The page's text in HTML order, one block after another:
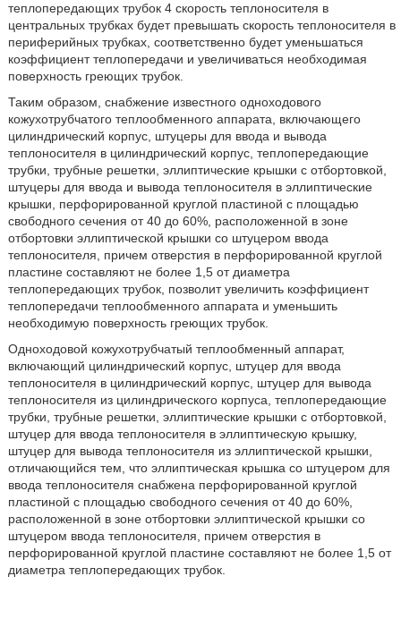
теплопередающих трубок 4 скорость теплоносителя в
центральных трубках будет превышать скорость теплоносителя в
периферийных трубках, соответственно будет уменьшаться
коэффициент теплопередачи и увеличиваться необходимая
поверхность греющих трубок.
Таким образом, снабжение известного одноходового
кожухотрубчатого теплообменного аппарата, включающего
цилиндрический корпус, штуцеры для ввода и вывода
теплоносителя в цилиндрический корпус, теплопередающие
трубки, трубные решетки, эллиптические крышки с отбортовкой,
штуцеры для ввода и вывода теплоносителя в эллиптические
крышки, перфорированной круглой пластиной с площадью
свободного сечения от 40 до 60%, расположенной в зоне
отбортовки эллиптической крышки со штуцером ввода
теплоносителя, причем отверстия в перфорированной круглой
пластине составляют не более 1,5 от диаметра
теплопередающих трубок, позволит увеличить коэффициент
теплопередачи теплообменного аппарата и уменьшить
необходимую поверхность греющих трубок.
Одноходовой кожухотрубчатый теплообменный аппарат,
включающий цилиндрический корпус, штуцер для ввода
теплоносителя в цилиндрический корпус, штуцер для вывода
теплоносителя из цилиндрического корпуса, теплопередающие
трубки, трубные решетки, эллиптические крышки с отбортовкой,
штуцер для ввода теплоносителя в эллиптическую крышку,
штуцер для вывода теплоносителя из эллиптической крышки,
отличающийся тем, что эллиптическая крышка со штуцером для
ввода теплоносителя снабжена перфорированной круглой
пластиной с площадью свободного сечения от 40 до 60%,
расположенной в зоне отбортовки эллиптической крышки со
штуцером ввода теплоносителя, причем отверстия в
перфорированной круглой пластине составляют не более 1,5 от
диаметра теплопередающих трубок.